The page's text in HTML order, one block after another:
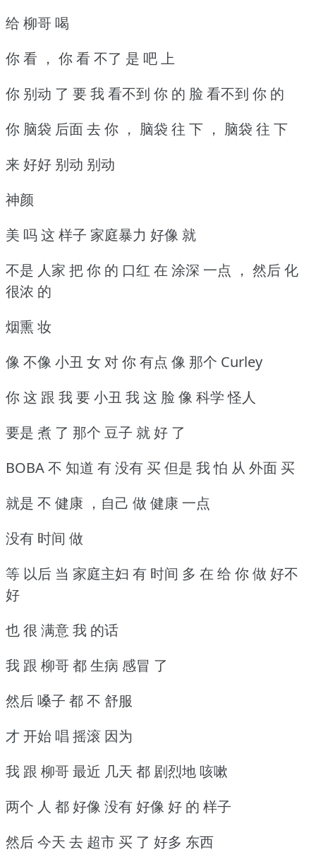
给 柳哥 喝
你 看 ， 你 看 不了 是 吧 上
你 别动 了 要 我 看不到 你 的 脸 看不到 你 的
你 脑袋 后面 去 你 ， 脑袋 往 下 ， 脑袋 往 下
来 好好 别动 别动
神颜
美 吗 这 样子 家庭暴力 好像 就
不是 人家 把 你 的 口红 在 涂深 一点 ， 然后 化
很浓 的
烟熏 妆
像 不像 小丑 女 对 你 有点 像 那个 Curley
你 这 跟 我 要 小丑 我 这 脸 像 科学 怪人
要是 煮 了 那个 豆子 就 好 了
BOBA 不 知道 有 没有 买 但是 我 怕 从 外面 买
就是 不 健康 ，自己 做 健康 一点
没有 时间 做
等 以后 当 家庭主妇 有 时间 多 在 给 你 做 好不
好
也 很 满意 我 的话
我 跟 柳哥 都 生病 感冒 了
然后 嗓子 都 不 舒服
才 开始 唱 摇滚 因为
我 跟 柳哥 最近 几天 都 剧烈地 咳嗽
两个 人 都 好像 没有 好像 好 的 样子
然后 今天 去 超市 买 了 好多 东西